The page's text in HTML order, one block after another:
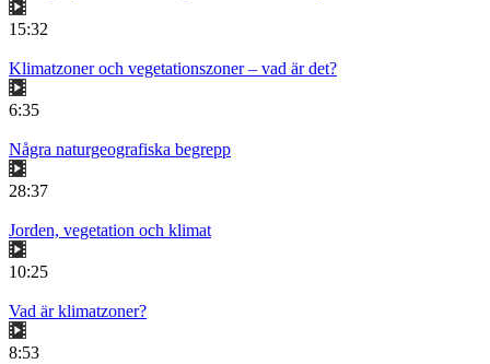
15:32
Klimatzoner och vegetationszoner – vad är det?
6:35
Några naturgeografiska begrepp
28:37
Jorden, vegetation och klimat
10:25
Vad är klimatzoner?
8:53